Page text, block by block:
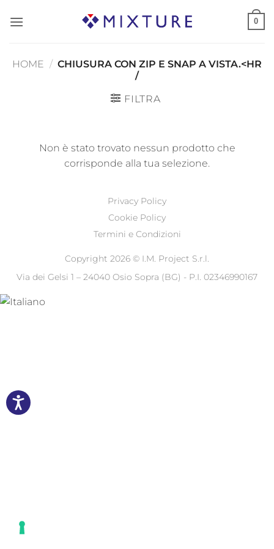
0
HOME / CHIUSURA CON ZIP E SNAP A VISTA.<HR
/
FILTRA
Non è stato trovato nessun prodotto che
corrisponde alla tua selezione.
Privacy Policy
Cookie Policy
Termini e Condizioni
Copyright 2026 © I.M. Project S.r.l.
Via dei Gelsi 1 – 24040 Osio Sopra (BG) - P.I. 02346990167